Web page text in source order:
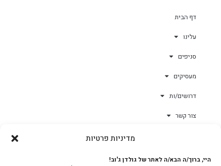
מדיניות פרטיות
היי, ברוך/ה הבא/ה לאתר של גולדן ג'וב!
דף הבית
עלינו
סניפים
מעסיקים
דרושים/ות
צור קשר